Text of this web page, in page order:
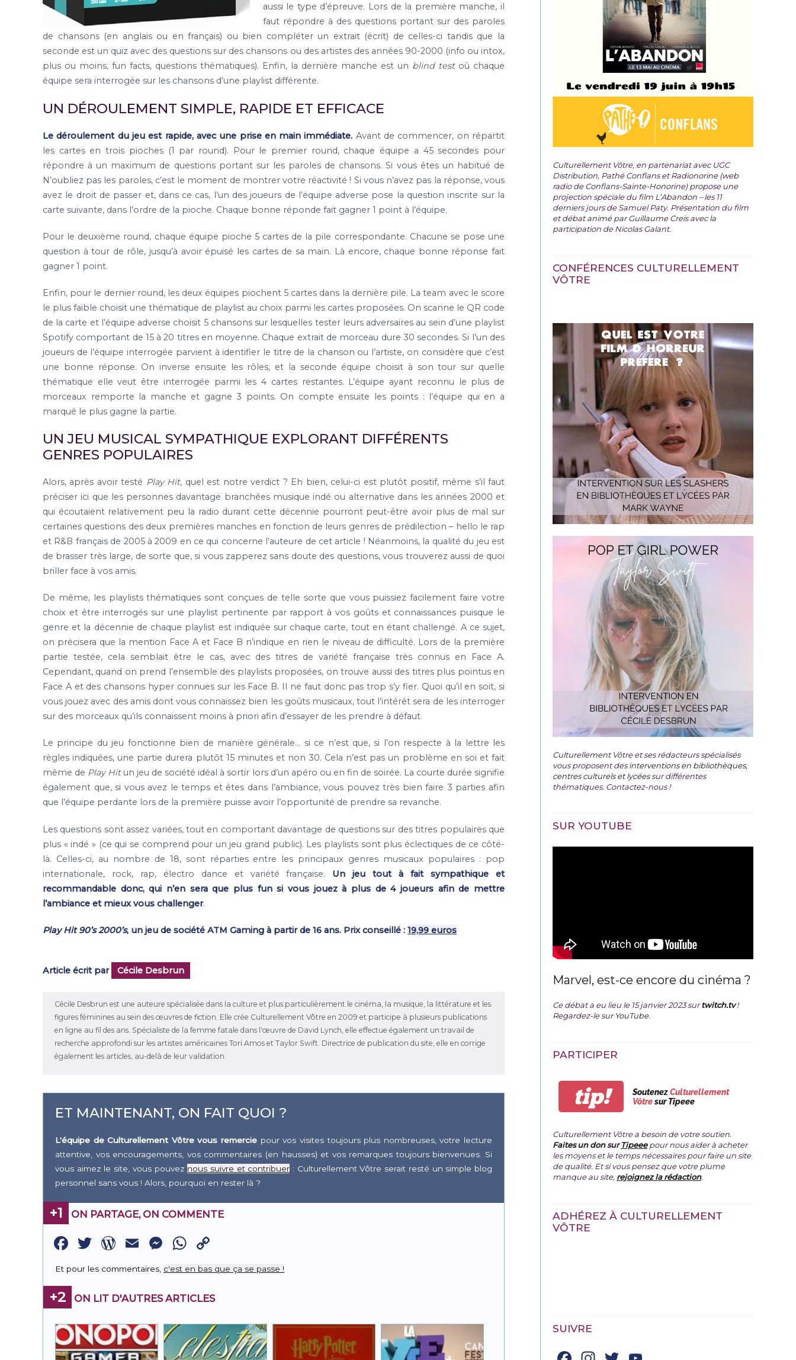
aussi le type d’épreuve. Lors de la première manche, il
faut répondre à des questions portant sur des paroles
de chansons (en anglais ou en français) ou bien compléter un extrait (écrit) de celles-ci tandis que la
seconde est un quiz avec des questions sur des chansons ou des artistes des années 90-2000 (info ou intox,
plus ou moins, fun facts, questions thématiques). Enfin, la dernière manche est un blind testoù chaque
équipe sera interrogée sur les chansons d’une playlist différente.
UN DÉROULEMENT SIMPLE, RAPIDE ET EFFICACE
Le déroulement du jeu est rapide, avec une prise en main immédiate. Avant de commencer, on répartit
les cartes en trois pioches (1 par round). Pour le premier round, chaque équipe a 45 secondes pour
répondre à un maximum de questions portant sur les paroles de chansons. Si vous êtes un habitué de
N’oubliez pas les paroles, c’est le moment de montrer votre réactivité ! Si vous n’avez pas la réponse, vous
avez le droit de passer et, dans ce cas, l’un des joueurs de l’équipe adverse pose la question inscrite sur la
carte suivante, dans l’ordre de la pioche. Chaque bonne réponde fait gagner 1 point à l’équipe.
Pour le deuxième round, chaque équipe pioche 5 cartes de la pile correspondante. Chacune se pose une
question à tour de rôle, jusqu’à avoir épuisé les cartes de sa main. Là encore, chaque bonne réponse fait
gagner 1 point.
Enfin, pour le dernier round, les deux équipes piochent 5 cartes dans la dernière pile. La team avec le score
le plus faible choisit une thématique de playlist au choix parmi les cartes proposées. On scanne le QR code
de la carte et l’équipe adverse choisit 5 chansons sur lesquelles tester leurs adversaires au sein d’une playlist
Spotify comportant de 15 à 20 titres en moyenne. Chaque extrait de morceau dure 30 secondes. Si l’un des
joueurs de l’équipe interrogée parvient à identifier le titre de la chanson ou l’artiste, on considère que c’est
une bonne réponse. On inverse ensuite les rôles, et la seconde équipe choisit à son tour sur quelle
thématique elle veut être interrogée parmi les 4 cartes restantes. L’équipe ayant reconnu le plus de
morceaux remporte la manche et gagne 3 points. On compte ensuite les points : l’équipe qui en a
marqué le plus gagne la partie.
UN JEU MUSICAL SYMPATHIQUE EXPLORANT DIFFÉRENTS
GENRES POPULAIRES
Alors, après avoir testé Play Hit, quel est notre verdict ? Eh bien, celui-ci est plutôt positif, même s’il faut
préciser ici que les personnes davantage branchées musique indé ou alternative dans les années 2000 et
qui écoutaient relativement peu la radio durant cette décennie pourront peut-être avoir plus de mal sur
certaines questions des deux premières manches en fonction de leurs genres de prédilection – hello le rap
et R&B français de 2005 à 2009 en ce qui concerne l’auteure de cet article ! Néanmoins, la qualité du jeu est
de brasser très large, de sorte que, si vous zapperez sans doute des questions, vous trouverez aussi de quoi
briller face à vos amis.
De même, les playlists thématiques sont conçues de telle sorte que vous puissiez facilement faire votre
choix et être interrogés sur une playlist pertinente par rapport à vos goûts et connaissances puisque le
genre et la décennie de chaque playlist est indiquée sur chaque carte, tout en étant challengé. A ce sujet,
on précisera que la mention Face A et Face B n’indique en rien le niveau de difficulté. Lors de la première
partie testée, cela semblait être le cas, avec des titres de variété française très connus en Face A.
Cependant, quand on prend l’ensemble des playlists proposées, on trouve aussi des titres plus pointus en
Face A et des chansons hyper connues sur les Face B. Il ne faut donc pas trop s’y fier. Quoi qu’il en soit, si
vous jouez avec des amis dont vous connaissez bien les goûts musicaux, tout l’intérêt sera de les interroger
sur des morceaux qu’ils connaissent moins à priori afin d’essayer de les prendre à défaut.
Le principe du jeu fonctionne bien de manière générale… si ce n’est que, si l’on respecte à la lettre les
règles indiquées, une partie durera plutôt 15 minutes et non 30. Cela n’est pas un problème en soi et fait
même de Play Hitun jeu de société idéal à sortir lors d’un apéro ou en fin de soirée. La courte durée signifie
également que, si vous avez le temps et êtes dans l’ambiance, vous pouvez très bien faire 3 parties afin
que l’équipe perdante lors de la première puisse avoir l’opportunité de prendre sa revanche.
Les questions sont assez variées, tout en comportant davantage de questions sur des titres populaires que
plus « indé » (ce qui se comprend pour un jeu grand public). Les playlists sont plus éclectiques de ce côté-
là. Celles-ci, au nombre de 18, sont réparties entre les principaux genres musicaux populaires : pop
internationale, rock, rap, électro dance et variété française. Un jeu tout à fait sympathique et
recommandable donc, qui n’en sera que plus fun si vous jouez à plus de 4 joueurs afin de mettre
l’ambiance et mieux vous challenger.
Play Hit 90’s 2000’s, un jeu de société ATM Gaming à partir de 16 ans. Prix conseillé : 19,99 euros
Article écrit par Cécile Desbrun
Cécile Desbrun est une auteure spécialisée dans la culture et plus particulièrement le cinéma, la musique, la littérature et les
figures féminines au sein des œuvres de fiction. Elle crée Culturellement Vôtre en 2009 et participe à plusieurs publications
en ligne au fil des ans. Spécialiste de la femme fatale dans l'œuvre de David Lynch, elle effectue également un travail de
recherche approfondi sur les artistes américaines Tori Amos et Taylor Swift. Directrice de publication du site, elle en corrige
également les articles, au-delà de leur validation.
ET MAINTENANT, ON FAIT QUOI ?
L'équipe de Culturellement Vôtre vous remercie pour vos visites toujours plus nombreuses, votre lecture
attentive, vos encouragements, vos commentaires (en hausses) et vos remarques toujours bienvenues. Si
vous aimez le site, vous pouvez nous suivre et contribuer : Culturellement Vôtre serait resté un simple blog
personnel sans vous ! Alors, pourquoi en rester là ?
+1 ON PARTAGE, ON COMMENTE
Facebook
Twitter
WordPress
EmailMessenger
WhatsApp
Link
Et pour les commentaires, c'est en bas que ça se passe !
+2 ON LIT D'AUTRES ARTICLES
Culturellement Vôtre, en partenariat avec UGC
Distribution, Pathé Conflans et Radionorine (web
radio de Conflans-Sainte-Honorine) propose une
projection spéciale du film L’Abandon – les 11
derniers jours de Samuel Paty. Présentation du film
et débat animé par Guillaume Creis avec la
participation de Nicolas Galant.
CONFÉRENCES CULTURELLEMENT
VÔTRE
Culturellement Vôtre et ses rédacteurs spécialisés
vous proposent desinterventions en bibliothèques,
centres culturels et lycéessur différentes
thématiques. Contactez-nous !
SUR YOUTUBE
Marvel, est-ce encore du cinéma ?
Ce débat a eu lieu le 15 janvier 2023 surtwitch.tv !
Regardez-le surYouTube.
PARTICIPER
tip! SoutenezCulturellement
Vôtresur Tipeee
Culturellement Vôtre a besoin de votre soutien.
Faites un donsurTipeeepour nous aider à acheter
les moyens et le temps nécessaires pour faire un site
de qualité. Et si vous pensez que votre plume
manque au site, rejoignez la rédaction.
ADHÉREZ À CULTURELLEMENT
VÔTRE
SUIVRE